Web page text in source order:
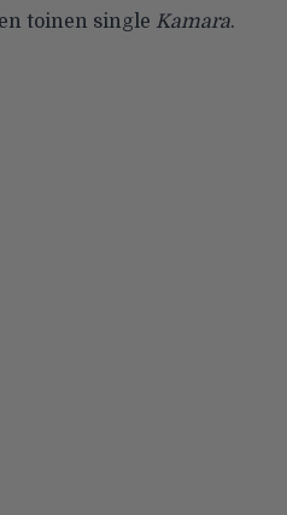
toinen single Kamara.